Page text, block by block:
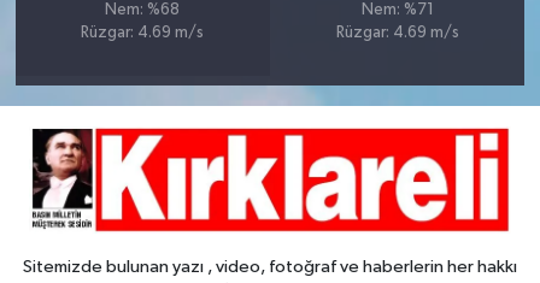
Nem: %68
Rüzgar: 4.69 m/s
Nem: %71
Rüzgar: 4.69 m/s
Sitemizde bulunan yazı , video, fotoğraf ve haberlerin her hakkı